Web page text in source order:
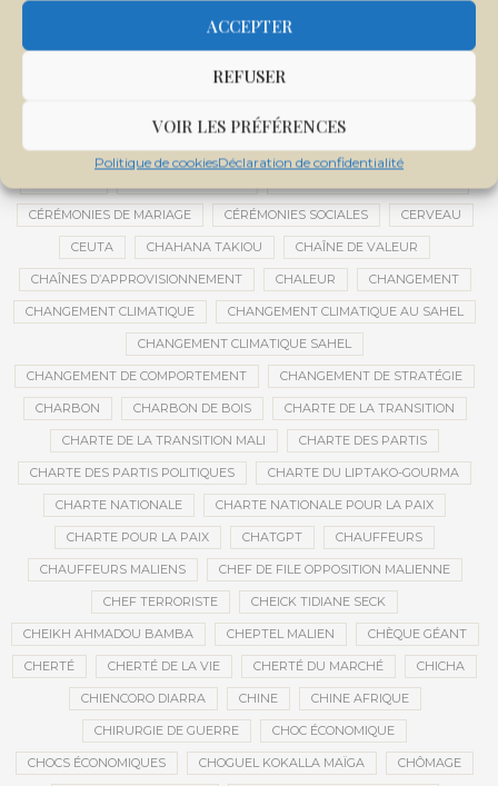
ACCEPTER
REFUSER
VOIR LES PRÉFÉRENCES
Politique de cookiesDéclaration de confidentialité
CENTRE DE SANTÉ COMMUNAUTAIRE
CENTRE INTERNATIONAL DE CONFÉRENCES DE BAMAKO
CENTRE MALI
CENTRE NATIONAL DES EXAMENS ET CONCOURS DE L’ÉDUCATION
CENTRES DE DONNÉES CERCLE DE RÉFLEXION À DISTANCE
CÉRÉMONIES DE MARIAGE CÉRÉMONIES SOCIALES CERVEAU
CEUTA CHAHANA TAKIOU CHAÎNE DE VALEUR
CHAÎNES D’APPROVISIONNEMENT CHALEUR CHANGEMENT
CHANGEMENT CLIMATIQUE CHANGEMENT CLIMATIQUE AU SAHEL
CHANGEMENT CLIMATIQUE SAHEL
CHANGEMENT DE COMPORTEMENT CHANGEMENT DE STRATÉGIE
CHARBON CHARBON DE BOIS CHARTE DE LA TRANSITION
CHARTE DE LA TRANSITION MALI CHARTE DES PARTIS
CHARTE DES PARTIS POLITIQUES CHARTE DU LIPTAKO-GOURMA
CHARTE NATIONALE CHARTE NATIONALE POUR LA PAIX
CHARTE POUR LA PAIX CHATGPT CHAUFFEURS
CHAUFFEURS MALIENS CHEF DE FILE OPPOSITION MALIENNE
CHEF TERRORISTE CHEICK TIDIANE SECK
CHEIKH AHMADOU BAMBA CHEPTEL MALIEN CHÈQUE GÉANT
CHERTÉ CHERTÉ DE LA VIE CHERTÉ DU MARCHÉ CHICHA
CHIENCORO DIARRA CHINE CHINE AFRIQUE
CHIRURGIE DE GUERRE CHOC ÉCONOMIQUE
CHOCS ÉCONOMIQUES CHOGUEL KOKALLA MAÏGA CHÔMAGE